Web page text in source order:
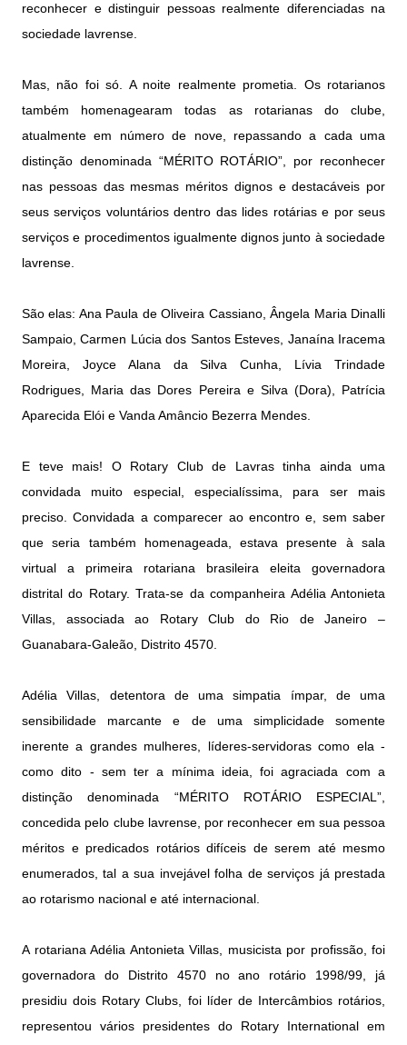
reconhecer e distinguir pessoas realmente diferenciadas na
sociedade lavrense.
Mas, não foi só. A noite realmente prometia. Os rotarianos
também homenagearam todas as rotarianas do clube,
atualmente em número de nove, repassando a cada uma
distinção denominada “MÉRITO ROTÁRIO”, por reconhecer
nas pessoas das mesmas méritos dignos e destacáveis por
seus serviços voluntários dentro das lides rotárias e por seus
serviços e procedimentos igualmente dignos junto à sociedade
lavrense.
São elas: Ana Paula de Oliveira Cassiano, Ângela Maria Dinalli
Sampaio, Carmen Lúcia dos Santos Esteves, Janaína Iracema
Moreira, Joyce Alana da Silva Cunha, Lívia Trindade
Rodrigues, Maria das Dores Pereira e Silva (Dora), Patrícia
Aparecida Elói e Vanda Amâncio Bezerra Mendes.
E teve mais! O Rotary Club de Lavras tinha ainda uma
convidada muito especial, especialíssima, para ser mais
preciso. Convidada a comparecer ao encontro e, sem saber
que seria também homenageada, estava presente à sala
virtual a primeira rotariana brasileira eleita governadora
distrital do Rotary. Trata-se da companheira Adélia Antonieta
Villas, associada ao Rotary Club do Rio de Janeiro –
Guanabara-Galeão, Distrito 4570.
Adélia Villas, detentora de uma simpatia ímpar, de uma
sensibilidade marcante e de uma simplicidade somente
inerente a grandes mulheres, líderes-servidoras como ela -
como dito - sem ter a mínima ideia, foi agraciada com a
distinção denominada “MÉRITO ROTÁRIO ESPECIAL”,
concedida pelo clube lavrense, por reconhecer em sua pessoa
méritos e predicados rotários difíceis de serem até mesmo
enumerados, tal a sua invejável folha de serviços já prestada
ao rotarismo nacional e até internacional.
A rotariana Adélia Antonieta Villas, musicista por profissão, foi
governadora do Distrito 4570 no ano rotário 1998/99, já
presidiu dois Rotary Clubs, foi líder de Intercâmbios rotários,
representou vários presidentes do Rotary International em